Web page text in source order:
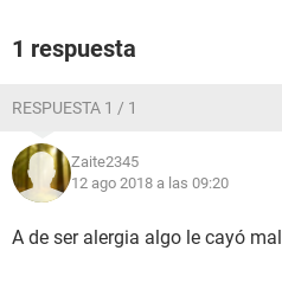
1 respuesta
RESPUESTA 1 / 1
Zaite2345
12 ago 2018 a las 09:20
A de ser alergia algo le cayó mal